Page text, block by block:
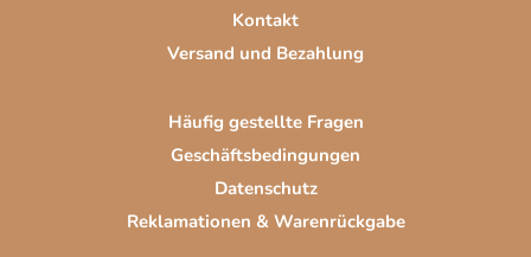
Kontakt
Versand und Bezahlung
Häufig gestellte Fragen
Geschäftsbedingungen
Datenschutz
Reklamationen & Warenrückgabe